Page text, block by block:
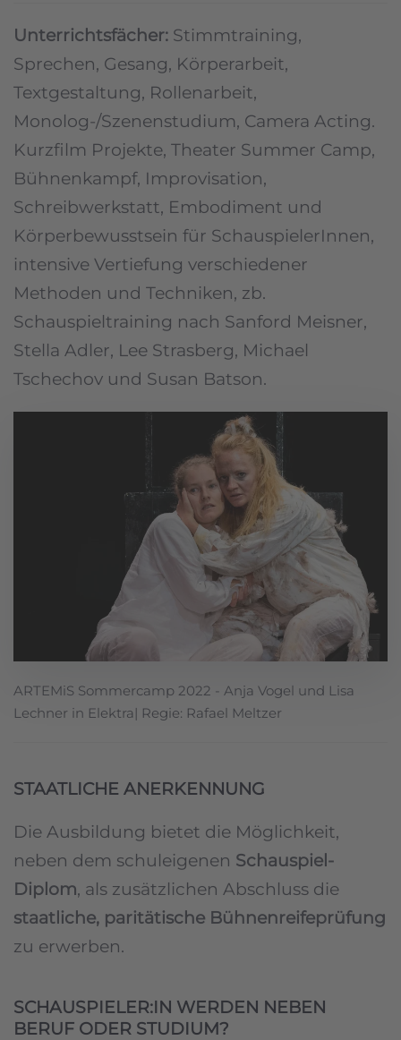
Unterrichtsfächer: Stimmtraining,
Sprechen, Gesang, Körperarbeit,
Textgestaltung, Rollenarbeit,
Monolog-/Szenenstudium, Camera Acting.
Kurzfilm Projekte, Theater Summer Camp,
Bühnenkampf, Improvisation,
Schreibwerkstatt, Embodiment und
Körperbewusstsein für SchauspielerInnen,
intensive Vertiefung verschiedener
Methoden und Techniken, zb.
Schauspieltraining nach Sanford Meisner,
Stella Adler, Lee Strasberg, Michael
Tschechov und Susan Batson.
ARTEMiS Sommercamp 2022 - Anja Vogel und Lisa
Lechner in Elektra| Regie: Rafael Meltzer
STAATLICHE ANERKENNUNG
Die Ausbildung bietet die Möglichkeit,
neben dem schuleigenen Schauspiel-
Diplom, als zusätzlichen Abschluss die
staatliche, paritätische Bühnenreifeprüfung
zu erwerben.
SCHAUSPIELER:IN WERDEN NEBEN
BERUF ODER STUDIUM?